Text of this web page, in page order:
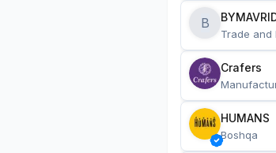
B
Trade and
Crafers
HUMANS
Boshqa